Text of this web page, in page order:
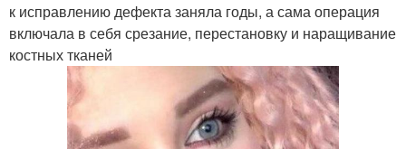
к исправлению дефекта заняла годы, а сама операция
включала в себя срезание, перестановку и наращивание
костных тканей